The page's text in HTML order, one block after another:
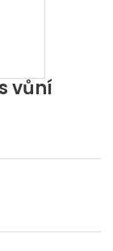
vůní